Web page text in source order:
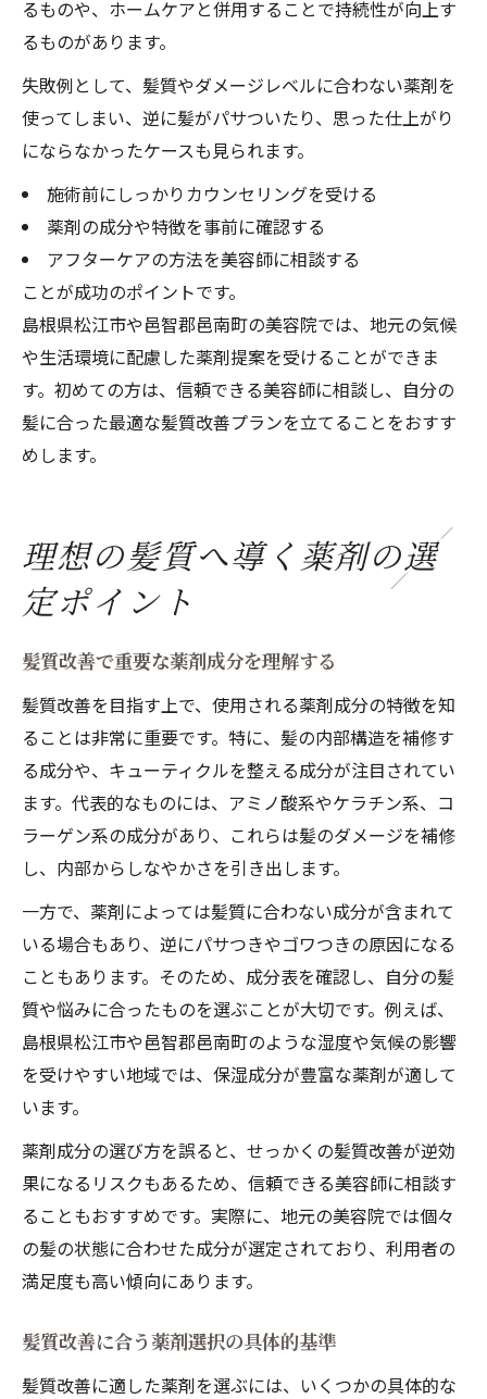
るものや、ホームケアと併用することで持続性が向上す
るものがあります。
失敗例として、髪質やダメージレベルに合わない薬剤を
使ってしまい、逆に髪がパサついたり、思った仕上がり
にならなかったケースも見られます。
施術前にしっかりカウンセリングを受ける
薬剤の成分や特徴を事前に確認する
アフターケアの方法を美容師に相談する
ことが成功のポイントです。
島根県松江市や邑智郡邑南町の美容院では、地元の気候
や生活環境に配慮した薬剤提案を受けることができま
す。初めての方は、信頼できる美容師に相談し、自分の
髪に合った最適な髪質改善プランを立てることをおすす
めします。
理想の髪質へ導く薬剤の選
定ポイント
髪質改善で重要な薬剤成分を理解する
髪質改善を目指す上で、使用される薬剤成分の特徴を知
ることは非常に重要です。特に、髪の内部構造を補修す
る成分や、キューティクルを整える成分が注目されてい
ます。代表的なものには、アミノ酸系やケラチン系、コ
ラーゲン系の成分があり、これらは髪のダメージを補修
し、内部からしなやかさを引き出します。
一方で、薬剤によっては髪質に合わない成分が含まれて
いる場合もあり、逆にパサつきやゴワつきの原因になる
こともあります。そのため、成分表を確認し、自分の髪
質や悩みに合ったものを選ぶことが大切です。例えば、
島根県松江市や邑智郡邑南町のような湿度や気候の影響
を受けやすい地域では、保湿成分が豊富な薬剤が適して
います。
薬剤成分の選び方を誤ると、せっかくの髪質改善が逆効
果になるリスクもあるため、信頼できる美容師に相談す
ることもおすすめです。実際に、地元の美容院では個々
の髪の状態に合わせた成分が選定されており、利用者の
満足度も高い傾向にあります。
髪質改善に合う薬剤選択の具体的基準
髪質改善に適した薬剤を選ぶには、いくつかの具体的な